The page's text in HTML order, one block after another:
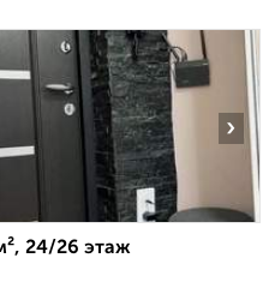
›
24/26 этаж